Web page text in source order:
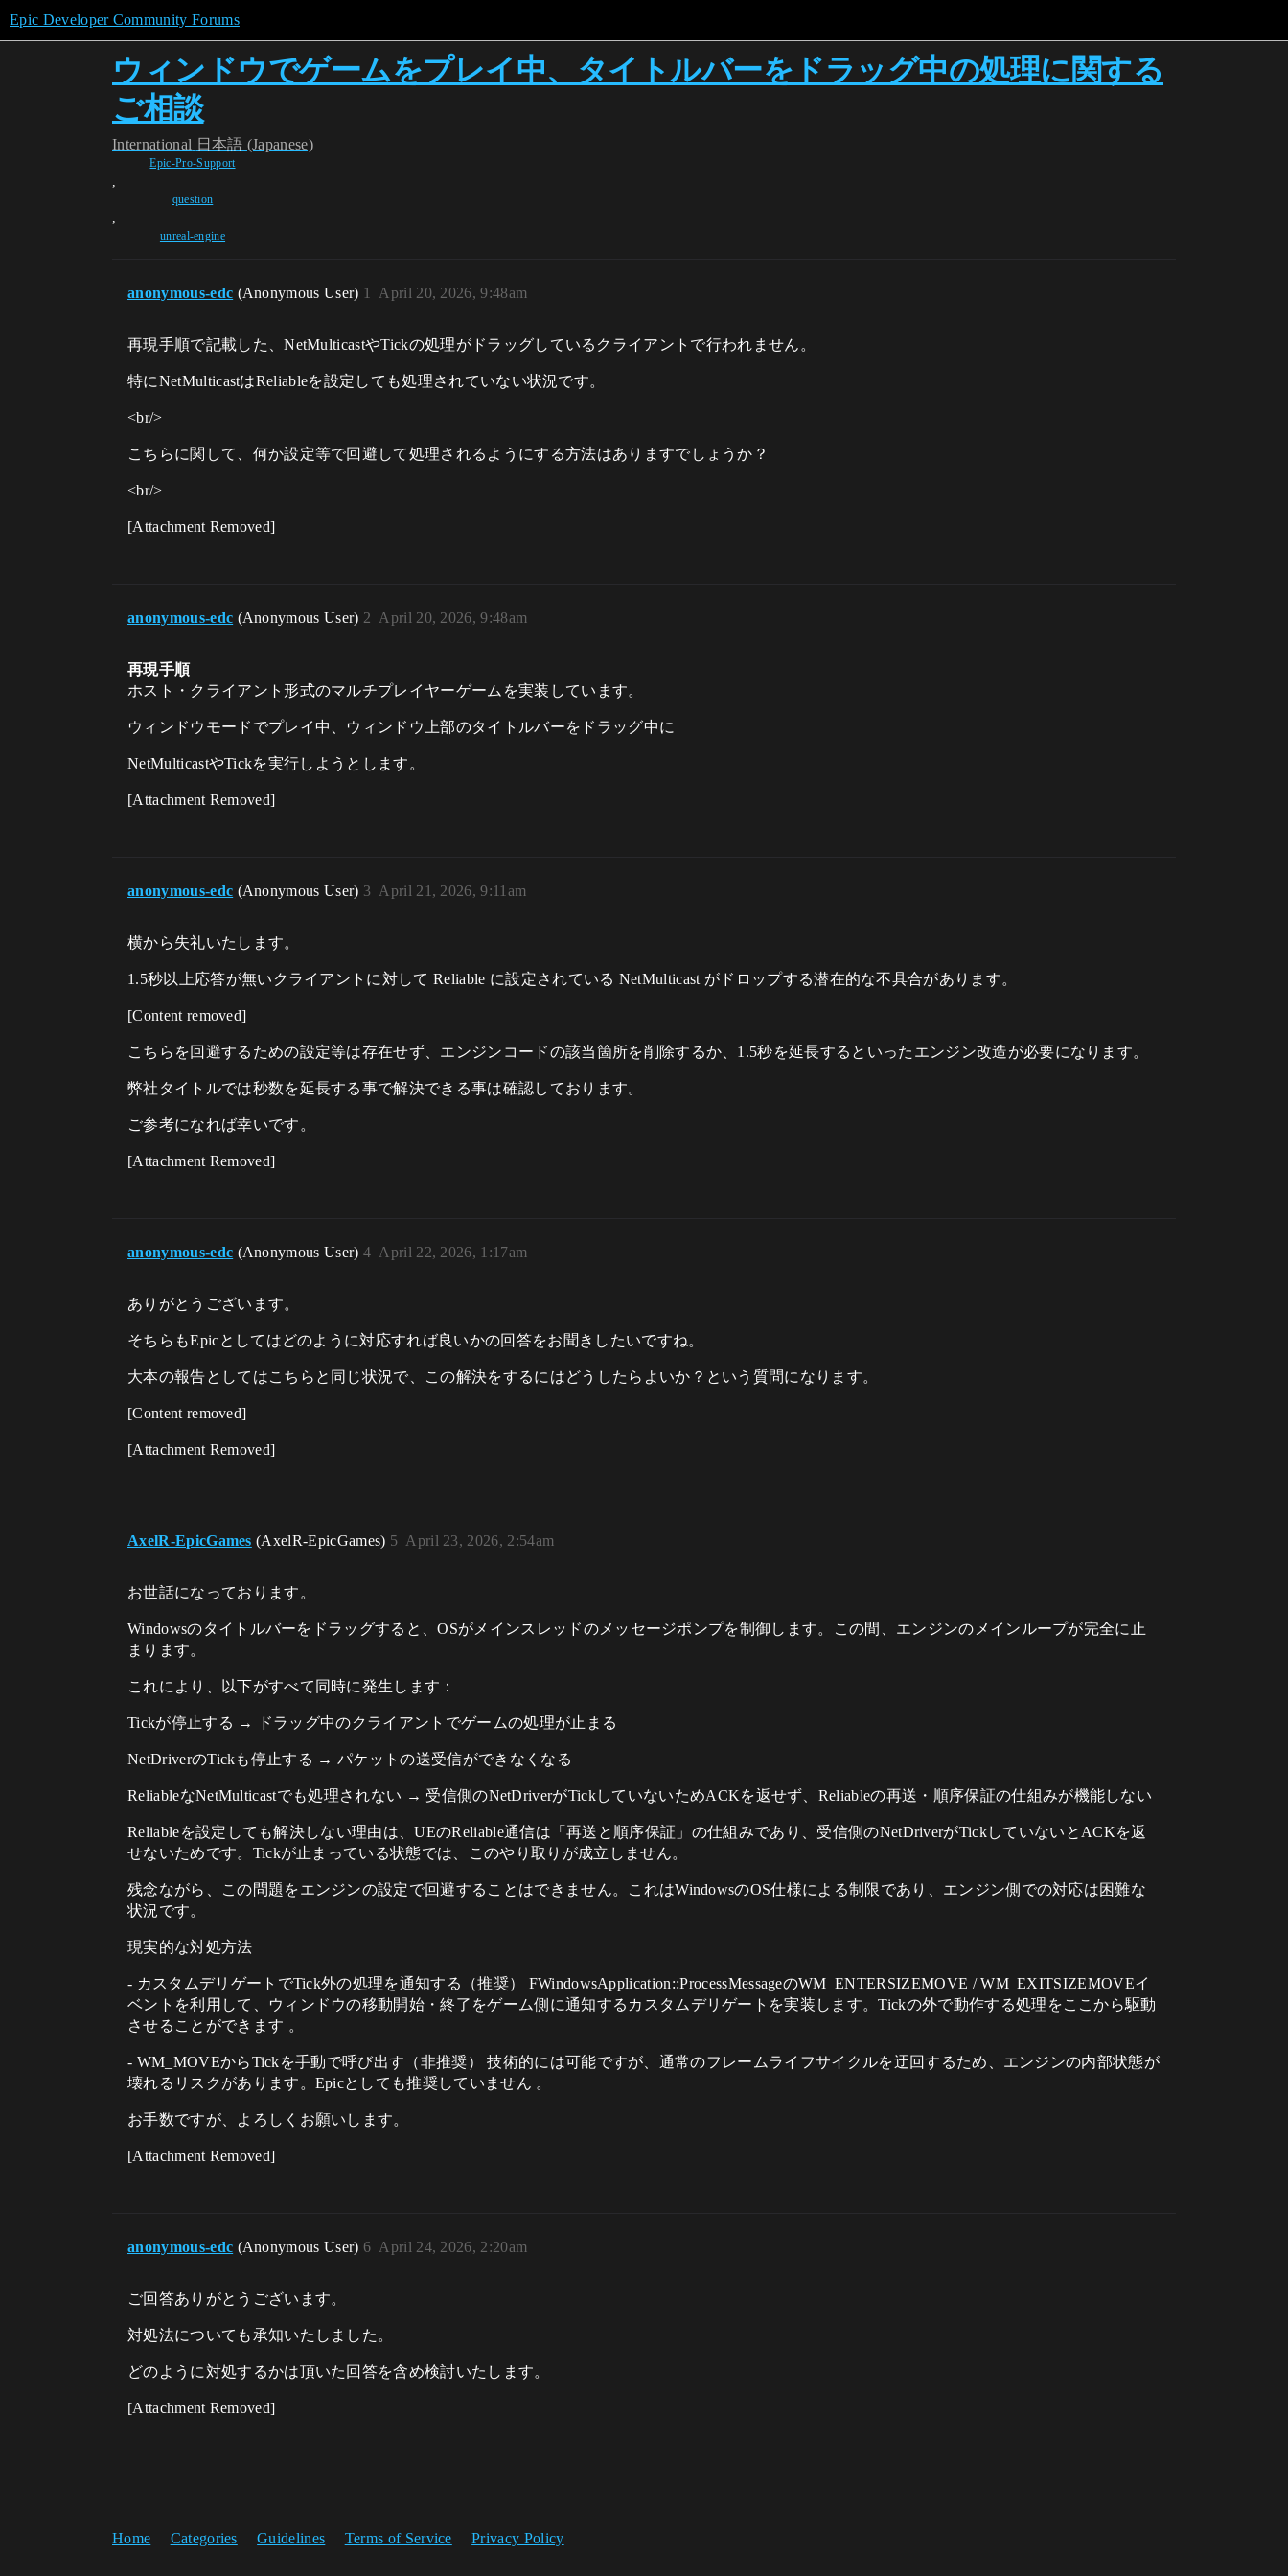
Epic Developer Community Forums
ウィンドウでゲームをプレイ中、タイトルバーをドラッグ中の処理に関する
ご相談
International 日本語 (Japanese)
Epic-Pro-Support
,
question
,
unreal-engine
anonymous-edc (Anonymous User) April 20, 2026, 9:48am
1
再現手順で記載した、NetMulticastやTickの処理がドラッグしているクライアントで行われません。
特にNetMulticastはReliableを設定しても処理されていない状況です。
<br/>
こちらに関して、何か設定等で回避して処理されるようにする方法はありますでしょうか？
<br/>
[Attachment Removed]
anonymous-edc (Anonymous User) April 20, 2026, 9:48am
2
再現手順
ホスト・クライアント形式のマルチプレイヤーゲームを実装しています。
ウィンドウモードでプレイ中、ウィンドウ上部のタイトルバーをドラッグ中に
NetMulticastやTickを実行しようとします。
[Attachment Removed]
anonymous-edc (Anonymous User) April 21, 2026, 9:11am
3
横から失礼いたします。
1.5秒以上応答が無いクライアントに対して Reliable に設定されている NetMulticast がドロップする潜在的な不具合があります。
[Content removed]
こちらを回避するための設定等は存在せず、エンジンコードの該当箇所を削除するか、1.5秒を延長するといったエンジン改造が必要になります。
弊社タイトルでは秒数を延長する事で解決できる事は確認しております。
ご参考になれば幸いです。
[Attachment Removed]
anonymous-edc (Anonymous User) April 22, 2026, 1:17am
4
ありがとうございます。
そちらもEpicとしてはどのように対応すれば良いかの回答をお聞きしたいですね。
大本の報告としてはこちらと同じ状況で、この解決をするにはどうしたらよいか？という質問になります。
[Content removed]
[Attachment Removed]
AxelR-EpicGames (AxelR-EpicGames) April 23, 2026, 2:54am
5
お世話になっております。
Windowsのタイトルバーをドラッグすると、OSがメインスレッドのメッセージポンプを制御します。この間、エンジンのメインループが完全に止
まります。
これにより、以下がすべて同時に発生します：
Tickが停止する → ドラッグ中のクライアントでゲームの処理が止まる
NetDriverのTickも停止する → パケットの送受信ができなくなる
ReliableなNetMulticastでも処理されない → 受信側のNetDriverがTickしていないためACKを返せず、Reliableの再送・順序保証の仕組みが機能しない
Reliableを設定しても解決しない理由は、UEのReliable通信は「再送と順序保証」の仕組みであり、受信側のNetDriverがTickしていないとACKを返
せないためです。Tickが止まっている状態では、このやり取りが成立しません。
残念ながら、この問題をエンジンの設定で回避することはできません。これはWindowsのOS仕様による制限であり、エンジン側での対応は困難な
状況です。
現実的な対処方法
- カスタムデリゲートでTick外の処理を通知する（推奨） FWindowsApplication::ProcessMessageのWM_ENTERSIZEMOVE / WM_EXITSIZEMOVEイ
ベントを利用して、ウィンドウの移動開始・終了をゲーム側に通知するカスタムデリゲートを実装します。Tickの外で動作する処理をここから駆動
させることができます 。
- WM_MOVEからTickを手動で呼び出す（非推奨） 技術的には可能ですが、通常のフレームライフサイクルを迂回するため、エンジンの内部状態が
壊れるリスクがあります。Epicとしても推奨していません 。
お手数ですが、よろしくお願いします。
[Attachment Removed]
anonymous-edc (Anonymous User) April 24, 2026, 2:20am
6
ご回答ありがとうございます。
対処法についても承知いたしました。
どのように対処するかは頂いた回答を含め検討いたします。
[Attachment Removed]
Home Categories Guidelines Terms of Service Privacy Policy